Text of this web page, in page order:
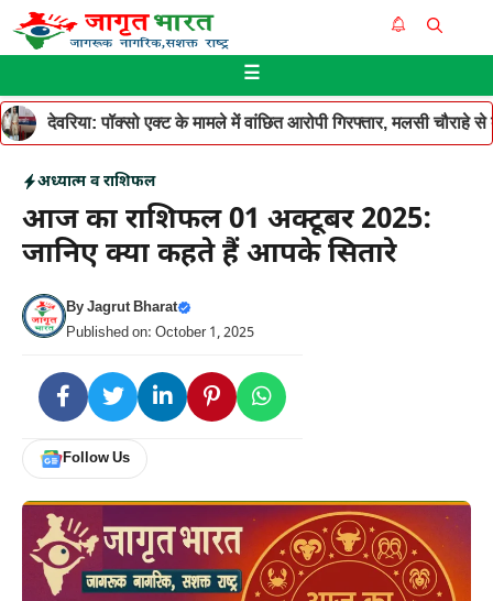
Skip
to
☰
देवरिया: पॉक्सो एक्ट के मामले में वांछित आरोपी गिरफ्तार, मलसी चौराहे
अध्यात्म व राशिफल
आज का राशिफल 01 अक्टूबर 2025:
जानिए क्या कहते हैं आपके सितारे
ByJagrut Bharat
Published on: October 1, 2025
Follow Us